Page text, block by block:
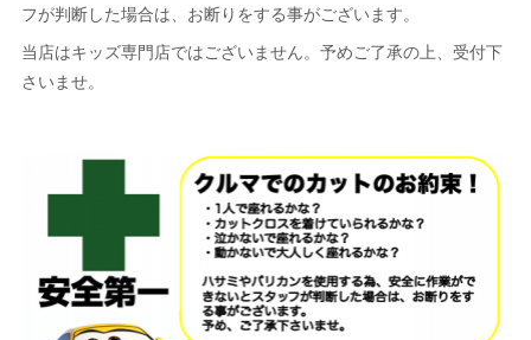
フが判断した場合は、お断りをする事がございます。
当店はキッズ専門店ではございません。予めご了承の上、受付下
さいませ。